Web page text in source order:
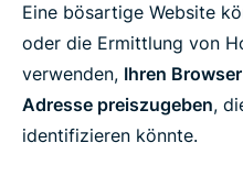
Eine bösartige Website
oder die Ermittlung von
verwenden, Ihren
Adresse preiszugeben,
identifizieren könnte.